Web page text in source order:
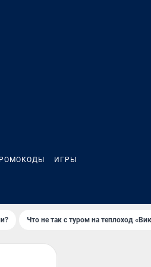
ИГРЫ
Что не так с туром на теплоход